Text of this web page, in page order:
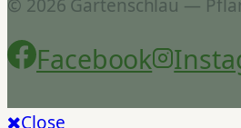
© 2026 Gartenschlau —
Facebook
Close